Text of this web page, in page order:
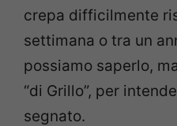
crepa difficilmente
settimana o tra un
possiamo saperlo,
“di Grillo”, per
segnato.